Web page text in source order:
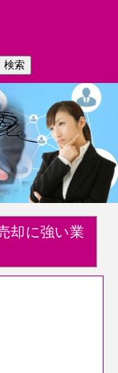
却に強い業